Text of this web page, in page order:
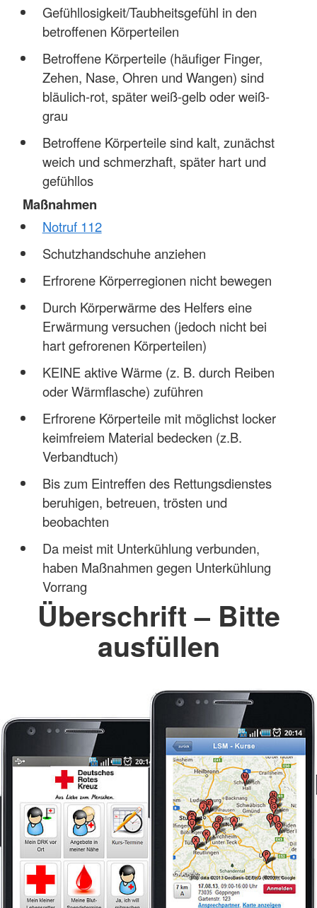
Gefühllosigkeit/Taubheitsgefühl in den
betroffenen Körperteilen
Betroffene Körperteile (häufiger Finger,
Zehen, Nase, Ohren und Wangen) sind
bläulich-rot, später weiß-gelb oder weiß-
grau
Betroffene Körperteile sind kalt, zunächst
weich und schmerzhaft, später hart und
gefühllos
Maßnahmen
Notruf 112
Schutzhandschuhe anziehen
Erfrorene Körperregionen nicht bewegen
Durch Körperwärme des Helfers eine
Erwärmung versuchen (jedoch nicht bei
hart gefrorenen Körperteilen)
KEINE aktive Wärme (z. B. durch Reiben
oder Wärmflasche) zuführen
Erfrorene Körperteile mit möglichst locker
keimfreiem Material bedecken (z.B.
Verbandtuch)
Bis zum Eintreffen des Rettungsdienstes
beruhigen, betreuen, trösten und
beobachten
Da meist mit Unterkühlung verbunden,
haben Maßnahmen gegen Unterkühlung
Vorrang
Überschrift – Bitte
ausfüllen